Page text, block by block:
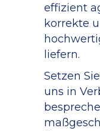
effizient
korrekte
liefern.
Setzen
uns in